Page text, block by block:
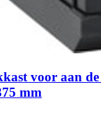
voor aan
mm